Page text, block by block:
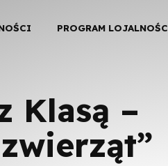
PROGRAM
Klasą –